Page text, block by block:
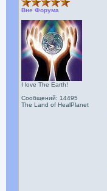
Вне Форума
I love The Earth!
Сообщений: 14495
The Land of HealPlanet